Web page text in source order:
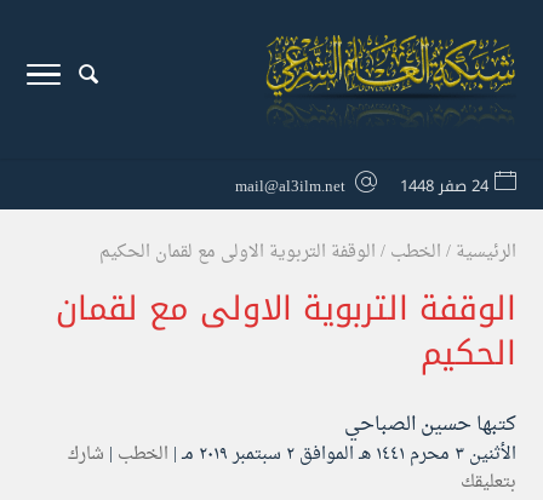
24 صفر 1448 mail@al3ilm.net
الرئيسية/الخطب/الوقفة التربوية الاولى مع لقمان الحكيم
الوقفة التربوية الاولى مع لقمان
الحكيم
كتبها حسين الصباحي
الأثنين ۳ محرم ۱٤٤۱ هـ الموافق ۲ سبتمبر ۲۰۱۹ مـ | الخطب | شارك
بتعليقك